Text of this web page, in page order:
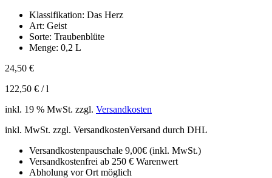
Klassifikation: Das Herz
Art: Geist
Sorte: Traubenblüte
Menge: 0,2 L
24,50 €
122,50 € /l
inkl. 19 % MwSt. zzgl. Versandkosten
inkl. MwSt. zzgl. VersandkostenVersand durch DHL
Versandkostenpauschale 9,00€ (inkl. MwSt.)
Versandkostenfrei ab 250 € Warenwert
Abholung vor Ort möglich